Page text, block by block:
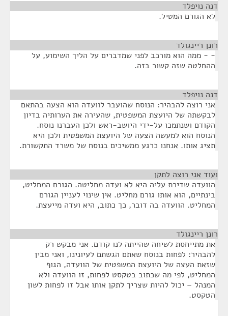
דנה נויפלד
לא הגורם המטיל.
רונן ריינגולד
- - ממה הוא מורכב לפני שמדברים על הליך השימוע, על
ההחלטה שזה קשור בזה.
דנה נויפלד
אני רוצה להבהיר: הנוסח שהועבר לוועדה הוא הצעה בהתאם
לבקשתה של היועצת המשפטית, שהעירה את הערותיה בדיון
הקודם ושנתמכו על-ידי היושב-ראש ולכן העברנו נוסח.
הנוסח הוא למעשה הצעה של היועצת המשפטית ולכן היא
תציג אותו. אנחנו כרגע ממשיכים בנוסח של משרד התקשורת.
ועוד אני רוצה לתקן
הוועדה שדירת עליה היא לא ועדה מחליטה. הגורם המחליט,
בינתיים, הוא אותו גורם מחליט. אין שינוי לעניין הגורם
המחליט. הוועדה בה דובר, כך כתוב, היא ועדה מייעצת.
רונן ריינגולד
את מתייחסת לשיחה שהייתה לנו קודם. אני מבקש רק
להבהיר: לפחות בנוסח שאתם הגשתם לעיונינו, ואני מבין
שזאת העצה של היועצת המשפטית של הוועדה, הגוף
המחליט, לפי מה שכתוב בטקסט לפחות, זו הוועדה ולא
המנהל – יכול להיות שצריך לתקן אותו אבל זו לפחות לשון
הטקסט.